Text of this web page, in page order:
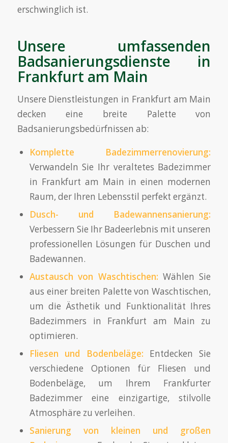
erschwinglich ist.
Unsere umfassenden
Badsanierungsdienste in
Frankfurt am Main
Unsere Dienstleistungen in Frankfurt am Main
decken eine breite Palette von
Badsanierungsbedürfnissen ab:
Komplette Badezimmerrenovierung:
Verwandeln Sie Ihr veraltetes Badezimmer
in Frankfurt am Main in einen modernen
Raum, der Ihren Lebensstil perfekt ergänzt.
Dusch- und Badewannensanierung:
Verbessern Sie Ihr Badeerlebnis mit unseren
professionellen Lösungen für Duschen und
Badewannen.
Austausch von Waschtischen: Wählen Sie
aus einer breiten Palette von Waschtischen,
um die Ästhetik und Funktionalität Ihres
Badezimmers in Frankfurt am Main zu
optimieren.
Fliesen und Bodenbeläge: Entdecken Sie
verschiedene Optionen für Fliesen und
Bodenbeläge, um Ihrem Frankfurter
Badezimmer eine einzigartige, stilvolle
Atmosphäre zu verleihen.
Sanierung von kleinen und großen